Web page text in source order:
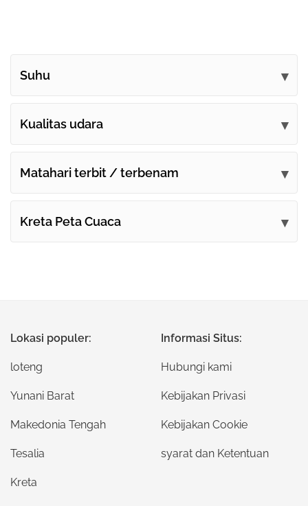
Suhu
Kualitas udara
Matahari terbit / terbenam
Kreta Peta Cuaca
Lokasi populer:
loteng
Yunani Barat
Makedonia Tengah
Tesalia
Kreta
Informasi Situs:
Hubungi kami
Kebijakan Privasi
Kebijakan Cookie
syarat dan Ketentuan